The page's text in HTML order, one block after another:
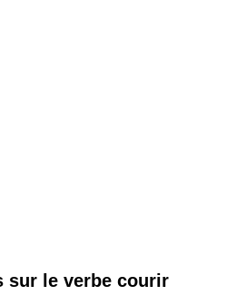
sur le verbe courir